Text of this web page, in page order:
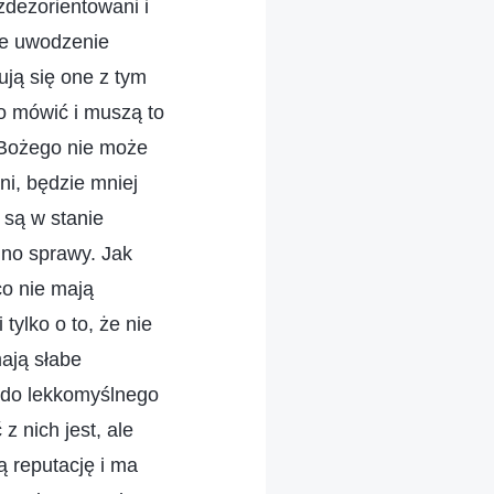
i
uwodzenie
się one z tym
mówić i muszą to
nie może
będzie mniej
w stanie
sprawy. Jak
nie mają
tylko o to, że nie
słabe
lekkomyślnego
z nich jest, ale
reputację i ma